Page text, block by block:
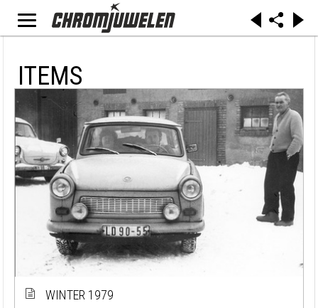
ITEMS
WINTER 1979